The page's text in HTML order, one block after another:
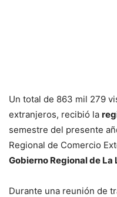
Un total de 863 mil 279
extranjeros, recibió la
semestre del presente
Regional de Comercio
Gobierno Regional de La
Durante una reunión de